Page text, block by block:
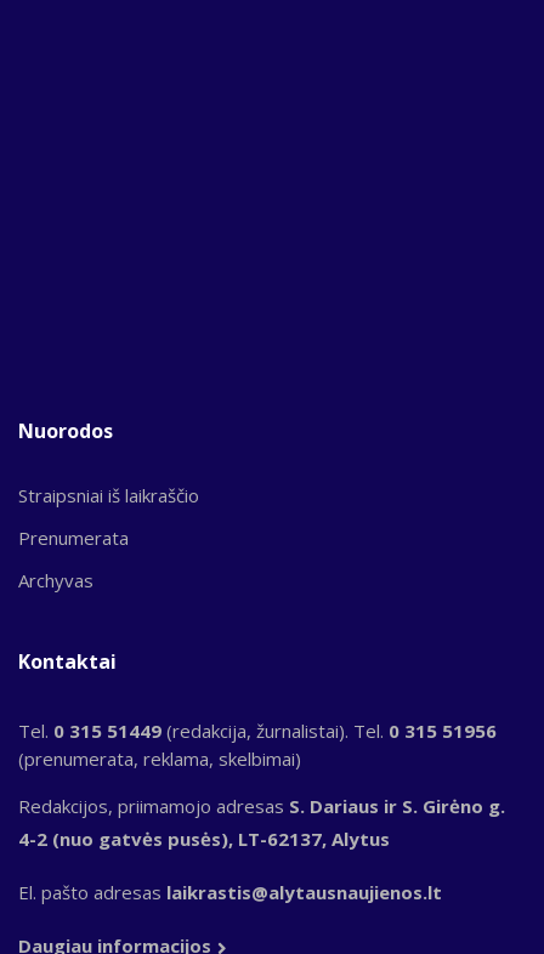
Nuorodos
Straipsniai iš laikraščio
Prenumerata
Archyvas
Kontaktai
Tel. 0 315 51449 (redakcija, žurnalistai). Tel. 0 315 51956
(prenumerata, reklama, skelbimai)
Redakcijos, priimamojo adresas S. Dariaus ir S. Girėno g.
4-2 (nuo gatvės pusės), LT-62137, Alytus
El. pašto adresas laikrastis@alytausnaujienos.lt
Daugiau informacijos